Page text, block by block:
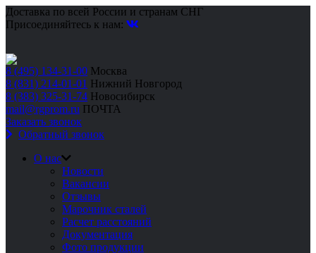
Доставка по всей России и странам СНГ
Присоединяйтесь к нам:
8 (495) 134-31-00 Москва
8 (831) 214-01-01 Нижний Новгород
8 (383) 325-31-74 Новосибирск
mail@rgprom.ru ПОЧТА
Заказать звонок
Обратный звонок
О нас
Новости
Вакансии
Отзывы
Марочник сталей
Расчет расстояний
Документация
Фото продукции